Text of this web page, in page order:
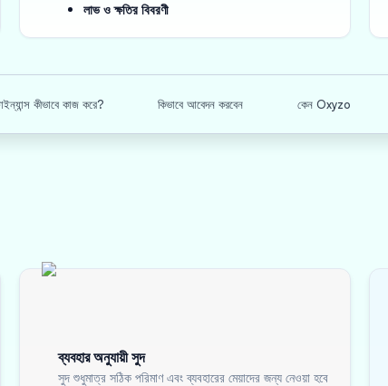
লাভ ও ক্ষতির বিবরণী
কীভাবে কাজ করে? কিভাবে আবেদন করবেন কেন Oxyzo
ব্যবহার অনুযায়ী সুদ
সুদ শুধুমাত্র সঠিক পরিমাণ এবং ব্যবহারের মেয়াদের জন্য নেওয়া হবে